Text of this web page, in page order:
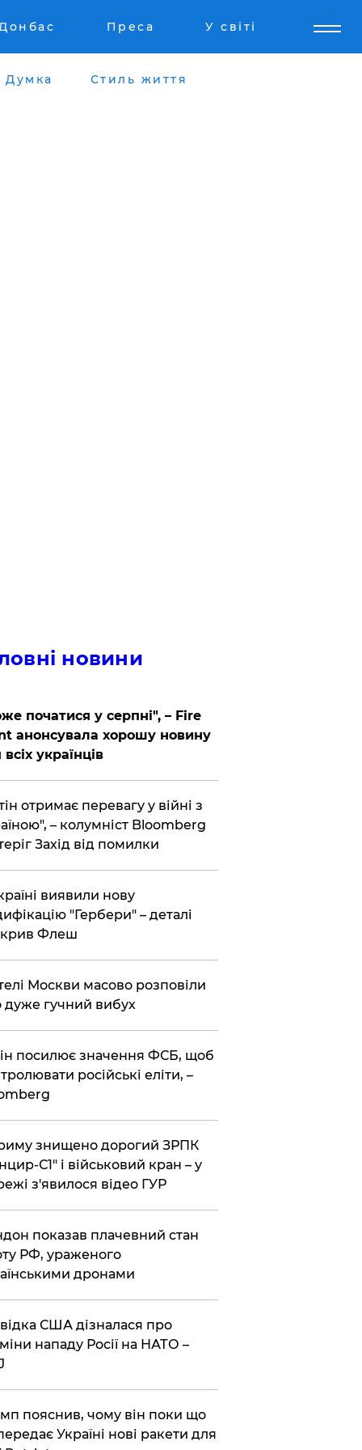
Преса У світі
Думка Стиль життя
новини
початися у серпні", – Fire
анонсувала хорошу новину
українців
отримає перевагу у війні з
– колумніст Bloomberg
Захід від помилки
виявили нову
"Гербери" – деталі
Флеш
Москви масово розповіли
дуже гучний вибух
посилює значення ФСБ, щоб
російські еліти, –
знищено дорогий ЗРПК
С1" і військовий кран – у
з'явилося відео ГУР
показав плачевний стан
РФ, ураженого
дронами
США дізналася про
нападу Росії на НАТО –
пояснив, чому він поки що
Україні нові ракети для